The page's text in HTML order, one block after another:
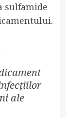
sulfamide
ale